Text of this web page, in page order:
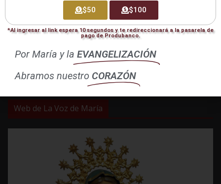
Web de La Voz de María
$50 $100
*Al ingresar al link espera 10 segundos y te redireccionará a la pasarela de
pago de Produbanco.
Por María y la EVANGELIZACIÓN
Abramos nuestro CORAZÓN